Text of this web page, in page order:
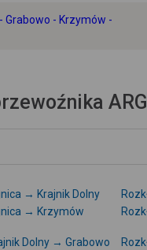
Grabowo - Krzymów -
→ Krajnik Dolny
→ Krzymów
Dolny → Grabowo